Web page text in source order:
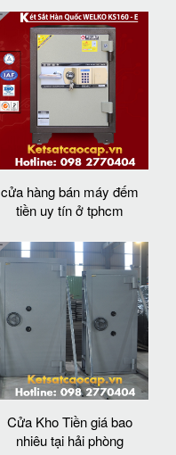
cửa hàng bán máy đếm
tiền uy tín ở tphcm
Cửa Kho Tiền giá bao
nhiêu tại hải phòng